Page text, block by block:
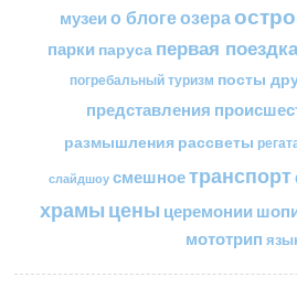
музеи о блогеозера
парки паруса первая
погребальный туризм посты
представления
размышления рассветы
слайдшоу смешноетранспорт
храмы цены церемонии
мототрип